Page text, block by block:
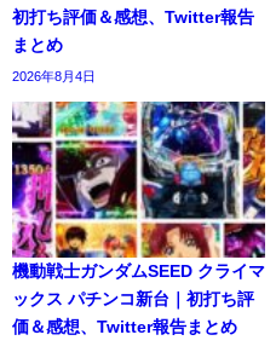
初打ち評価＆感想、Twitter報告
まとめ
2026年8月4日
機動戦士ガンダムSEED クライマ
ックス パチンコ新台｜初打ち評
価＆感想、Twitter報告まとめ